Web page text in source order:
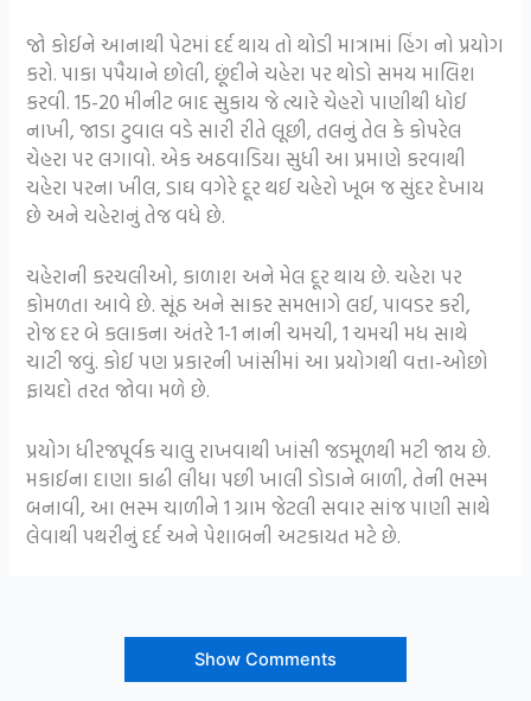
જો કોઈને આનાથી પેટમાં દર્દ થાય તો થોડી માત્રામાં હિંગ નો પ્રયોગ
કરો. પાકા પપૈયાને છોલી, છૂંદીને ચહેરા પર થોડો સમય માલિશ
કરવી. 15-20 મીનીટ બાદ સુકાય જે ત્યારે ચેહરો પાણીથી ધોઈ
નાખી, જાડા ટુવાલ વડે સારી રીતે લૂછી, તલનું તેલ કે કોપરેલ
ચેહરા પર લગાવો. એક અઠવાડિયા સુધી આ પ્રમાણે કરવાથી
ચહેરા પરના ખીલ, ડાઘ વગેરે દૂર થઈ ચહેરો ખૂબ જ સુંદર દેખાય
છે અને ચહેરાનું તેજ વધે છે.
ચહેરાની કરચલીઓ, કાળાશ અને મેલ દૂર થાય છે. ચહેરા પર
કોમળતા આવે છે. સૂંઠ અને સાકર સમભાગે લઈ, પાવડર કરી,
રોજ દર બે કલાકના અંતરે 1-1 નાની ચમચી, 1 ચમચી મધ સાથે
ચાટી જવું. કોઈ પણ પ્રકારની ખાંસીમાં આ પ્રયોગથી વત્તા-ઓછો
ફાયદો તરત જોવા મળે છે.
પ્રયોગ ધીરજપૂર્વક ચાલુ રાખવાથી ખાંસી જડમૂળથી મટી જાય છે.
મકાઈના દાણા કાઢી લીધા પછી ખાલી ડોડાને બાળી, તેની ભસ્મ
બનાવી, આ ભસ્મ ચાળીને 1 ગ્રામ જેટલી સવાર સાંજ પાણી સાથે
લેવાથી પથરીનું દર્દ અને પેશાબની અટકાયત મટે છે.
Show Comments